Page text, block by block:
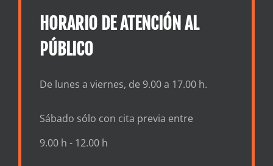
HORARIO DE ATENCIÓN AL
PÚBLICO
De lunes a viernes, de 9.00 a 17.00 h.
Sábado sólo con cita previa entre
9.00 h - 12.00 h